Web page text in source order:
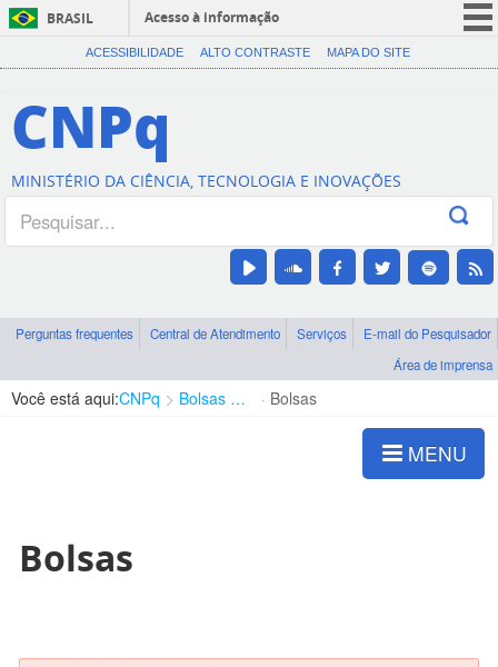
BRASIL
Acesso à informação
CORONAVÍRUS (COVID-19)
Canais
ACESSIBILIDADE ALTO CONTRASTE MAPA DO SITE
CNPq
MINISTÉRIO DA CIÊNCIA, TECNOLOGIA E INOVAÇÕES
Perguntas frequentes Central de Atendimento Serviços
E-mail do Pesquisador
Área de imprensa
Você está aqui:CNPq Bolsas e Auxílios Vigentes Bolsas
MENU
Bolsas